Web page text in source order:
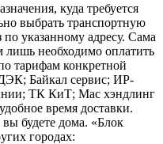
куда требуется
выбрать транспортную
указанному адресу. Сама
лишь необходимо оплатить
тарифам конкретной
Байкал сервис; ИР-
ТК КиТ; Мас хэндлинг
время доставки.
вы будете дома. «Блок
городах: